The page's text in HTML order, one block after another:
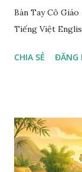
Bàn Tay Cô
Tiếng Việt
CHIA SẺ ĐĂNG